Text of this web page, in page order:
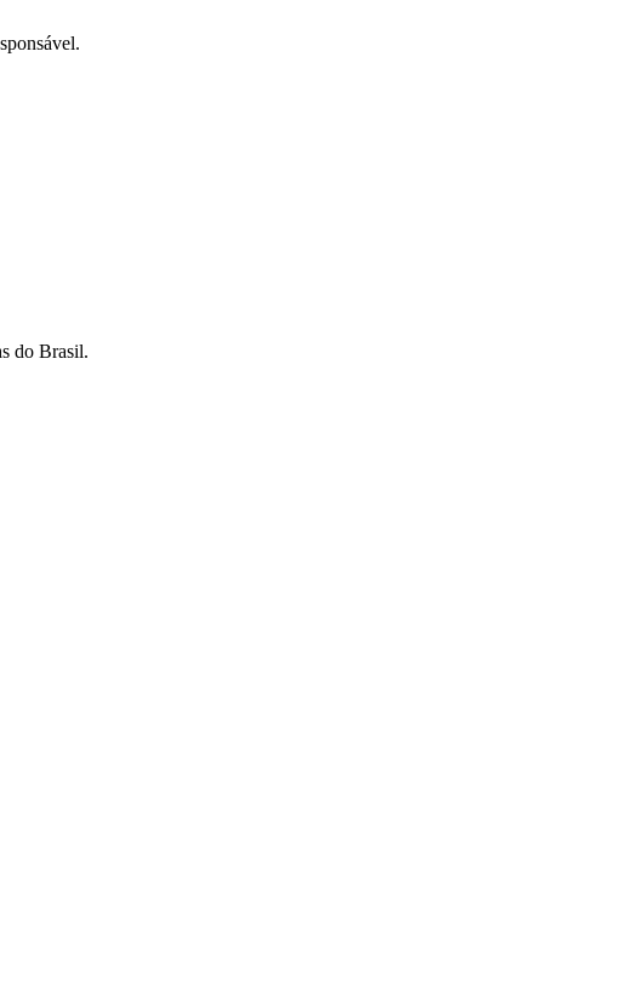
do Brasil.